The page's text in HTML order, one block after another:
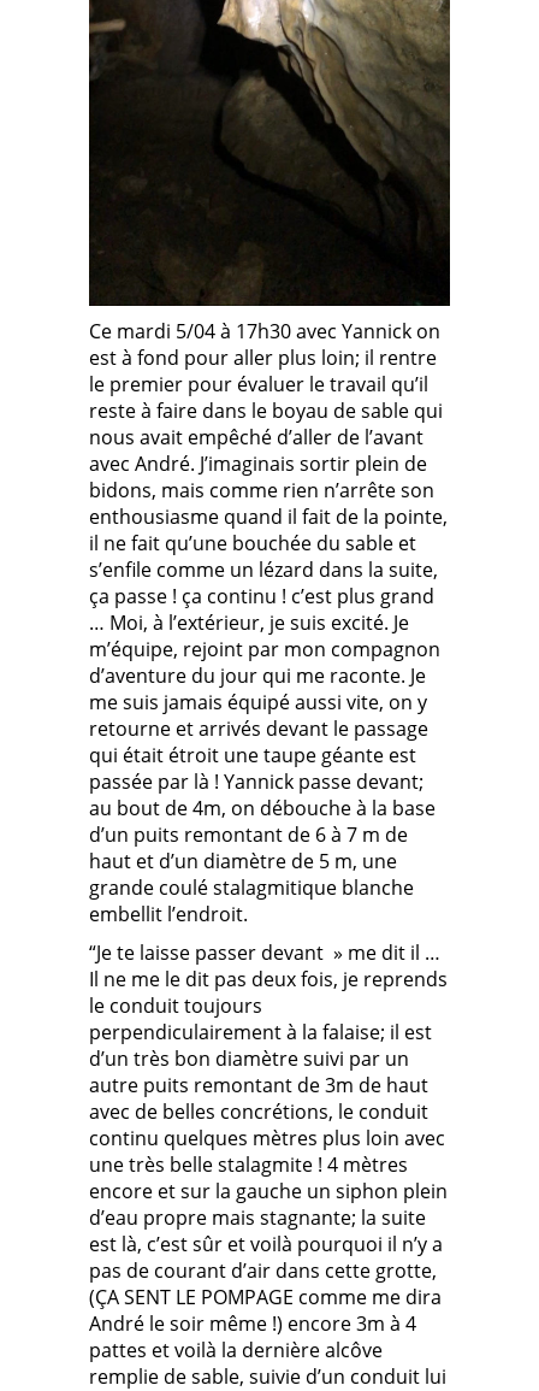
Ce mardi 5/04 à 17h30 avec Yannick on
est à fond pour aller plus loin; il rentre
le premier pour évaluer le travail qu’il
reste à faire dans le boyau de sable qui
nous avait empêché d’aller de l’avant
avec André. J’imaginais sortir plein de
bidons, mais comme rien n’arrête son
enthousiasme quand il fait de la pointe,
il ne fait qu’une bouchée du sable et
s’enfile comme un lézard dans la suite,
ça passe ! ça continu ! c’est plus grand
… Moi, à l’extérieur, je suis excité. Je
m’équipe, rejoint par mon compagnon
d’aventure du jour qui me raconte. Je
me suis jamais équipé aussi vite, on y
retourne et arrivés devant le passage
qui était étroit une taupe géante est
passée par là ! Yannick passe devant;
au bout de 4m, on débouche à la base
d’un puits remontant de 6 à 7 m de
haut et d’un diamètre de 5 m, une
grande coulé stalagmitique blanche
embellit l’endroit.
“Je te laisse passer devant » me dit il …
Il ne me le dit pas deux fois, je reprends
le conduit toujours
perpendiculairement à la falaise; il est
d’un très bon diamètre suivi par un
autre puits remontant de 3m de haut
avec de belles concrétions, le conduit
continu quelques mètres plus loin avec
une très belle stalagmite ! 4 mètres
encore et sur la gauche un siphon plein
d’eau propre mais stagnante; la suite
est là, c’est sûr et voilà pourquoi il n’y a
pas de courant d’air dans cette grotte,
(ÇA SENT LE POMPAGE comme me dira
André le soir même !) encore 3m à 4
pattes et voilà la dernière alcôve
remplie de sable, suivie d’un conduit lui